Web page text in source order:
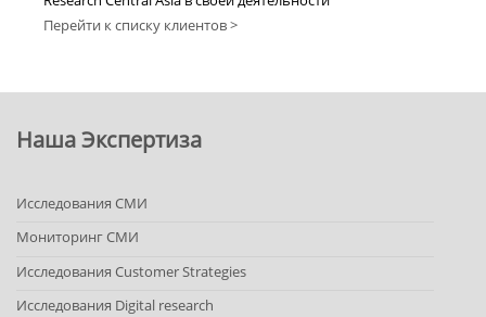
Перейти к списку клиентов >
Наша Экспертиза
Исследования СМИ
Мониторинг СМИ
Исследования Customer Strategies
Исследования Digital research